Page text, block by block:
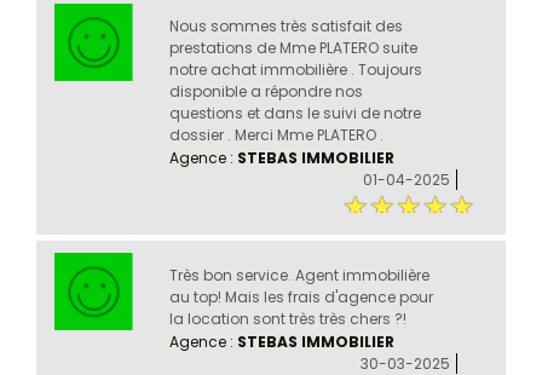
Nous sommes très satisfait des
prestations de Mme PLATERO suite
notre achat immobilière . Toujours
disponible a répondre nos
questions et dans le suivi de notre
dossier . Merci Mme PLATERO .
Agence : STEBAS IMMOBILIER
01-04-2025
Très bon service. Agent immobilière
au top! Mais les frais d'agence pour
la location sont très très chers ?!
Agence : STEBAS IMMOBILIER
30-03-2025